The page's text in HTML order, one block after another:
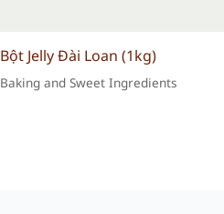
Bột Jelly Đài Loan (1kg)
Baking and Sweet Ingredients